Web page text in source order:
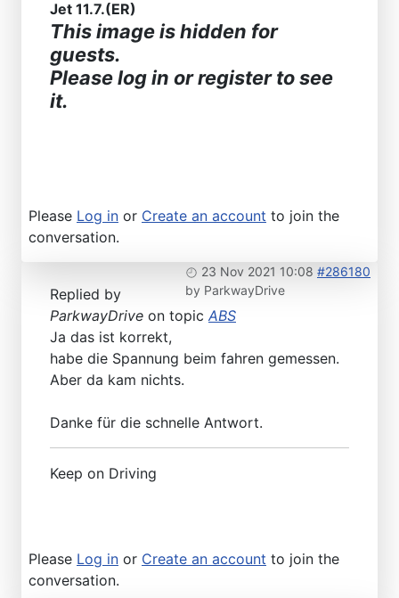
Jet 11.7.(ER)
This image is hidden for
guests.
Please log in or register to see
it.
Please Log in or Create an account to join the
conversation.
23 Nov 2021 10:08 #286180
by ParkwayDrive
Replied by
ParkwayDrive on topic ABS
Ja das ist korrekt,
habe die Spannung beim fahren gemessen.
Aber da kam nichts.
Danke für die schnelle Antwort.
Keep on Driving
Please Log in or Create an account to join the
conversation.